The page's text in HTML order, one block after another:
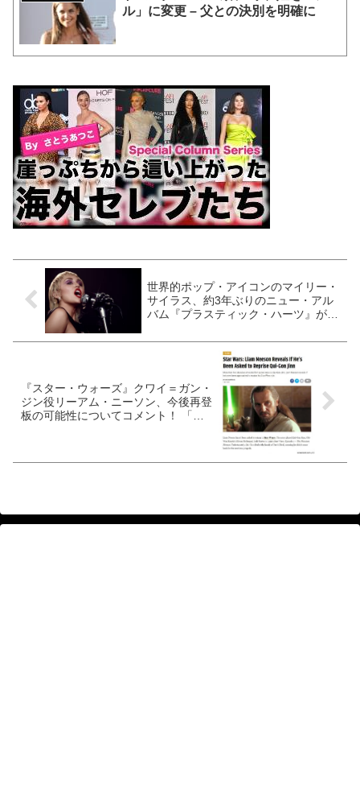
ル」に変更 – 父との決別を明確に
世界的ポップ・アイコンのマイリー・
サイラス、約3年ぶりのニュー・アル
バム『プラスティック・ハーツ』が発
『スター・ウォーズ』クワイ＝ガン・
ジン役リーアム・ニーソン、今後再登
板の可能性についてコメント！ 「実